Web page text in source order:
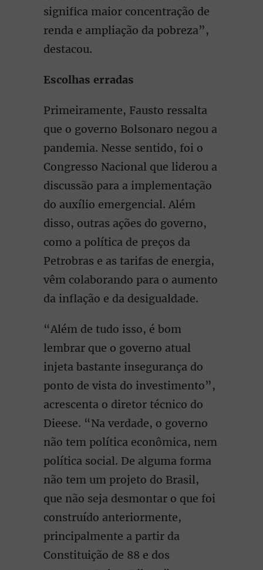
significa maior concentração de
renda e ampliação da pobreza”,
destacou.
Escolhas erradas
Primeiramente, Fausto ressalta
que o governo Bolsonaro negou a
pandemia. Nesse sentido, foi o
Congresso Nacional que liderou a
discussão para a implementação
do auxílio emergencial. Além
disso, outras ações do governo,
como a política de preços da
Petrobras e as tarifas de energia,
vêm colaborando para o aumento
da inflação e da desigualdade.
“Além de tudo isso, é bom
lembrar que o governo atual
injeta bastante insegurança do
ponto de vista do investimento”,
acrescenta o diretor técnico do
Dieese. “Na verdade, o governo
não tem política econômica, nem
política social. De alguma forma
não tem um projeto do Brasil,
que não seja desmontar o que foi
construído anteriormente,
principalmente a partir da
Constituição de 88 e dos